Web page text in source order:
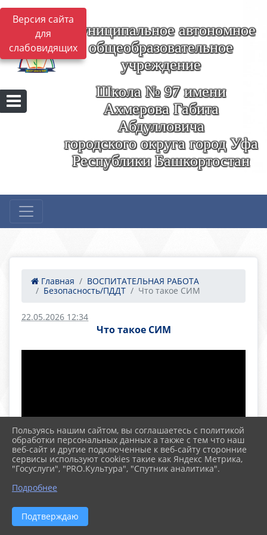
Версия сайта
для
слабовидящих
Муниципальное автономное
общеобразовательное
учреждение
Школа № 97 имени
Ахмерова Габита
Абдулловича
городского округа город Уфа
Республики Башкортостан
Главная
ВОСПИТАТЕЛЬНАЯ РАБОТА
Безопасность/ПДДТ
Что такое СИМ
22.05.2026 12:34
Что такое СИМ
2026 г. school97-ufa.ru
Пользуясь нашим сайтом, вы соглашаетесь с политикой
обработки персональных данных а также с тем что наш
веб-сайт и другие подключенные к веб-сайту сторонние
сервисы используют cookies такие как Яндекс Метрика,
"Госуслуги", "PRO.Культура", "Спутник аналитика".
Подробнее
Подтверждаю